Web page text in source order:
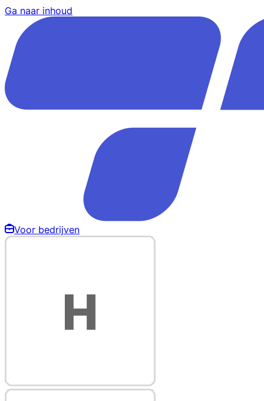
Ga naar inhoud
Voor bedrijven